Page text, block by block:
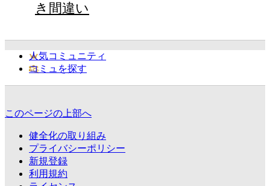
き間違い
人気コミュニティ
コミュを探す
このページの上部へ
健全化の取り組み
プライバシーポリシー
新規登録
利用規約